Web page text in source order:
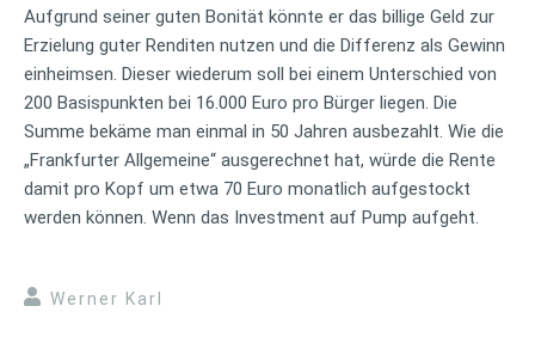
Aufgrund seiner guten Bonität könnte er das billige Geld zur
Erzielung guter Renditen nutzen und die Differenz als Gewinn
einheimsen. Dieser wiederum soll bei einem Unterschied von
200 Basispunkten bei 16.000 Euro pro Bürger liegen. Die
Summe bekäme man einmal in 50 Jahren ausbezahlt. Wie die
„Frankfurter Allgemeine“ ausgerechnet hat, würde die Rente
damit pro Kopf um etwa 70 Euro monatlich aufgestockt
werden können. Wenn das Investment auf Pump aufgeht.
Werner Karl